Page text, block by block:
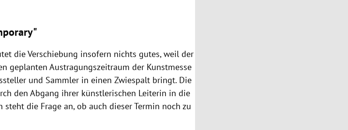
die Verschiebung insofern nichts gutes, weil der
geplanten Austragungszeitraum der Kunstmesse
und Sammler in einen Zwiespalt bringt. Die
den Abgang ihrer künstlerischen Leiterin in die
die Frage an, ob auch dieser Termin noch zu